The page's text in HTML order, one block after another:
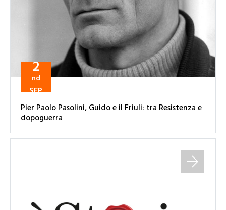
2
nd
SEP
Pier Paolo Pasolini, Guido e il Friuli: tra Resistenza e
dopoguerra